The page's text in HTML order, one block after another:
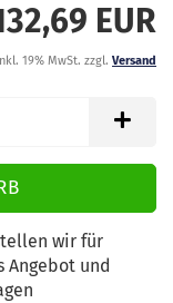
EUR
19% MwSt. zzgl. Versand
wir für
und